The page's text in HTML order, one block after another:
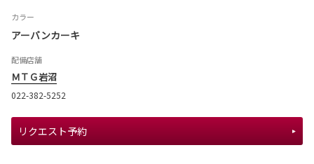
カラー
アーバンカーキ
配備店舗
ＭＴＧ岩沼
022-382-5252
リクエスト予約